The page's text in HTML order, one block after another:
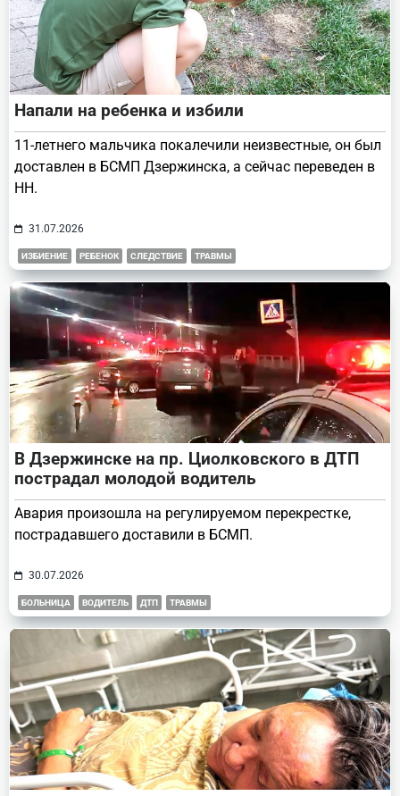
Напали на ребенка и избили
11-летнего мальчика покалечили неизвестные, он был
доставлен в БСМП Дзержинска, а сейчас переведен в
НН.
31.07.2026
ИЗБИЕНИЕ РЕБЕНОК СЛЕДСТВИЕ ТРАВМЫ
В Дзержинске на пр. Циолковского в ДТП
пострадал молодой водитель
Авария произошла на регулируемом перекрестке,
пострадавшего доставили в БСМП.
30.07.2026
БОЛЬНИЦА ВОДИТЕЛЬ ДТП ТРАВМЫ